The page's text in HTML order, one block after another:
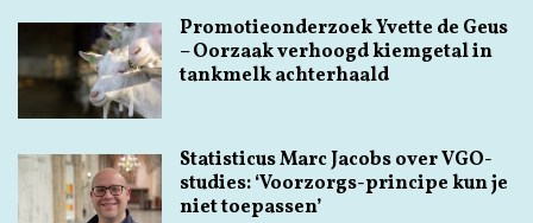
Promotieonderzoek Yvette de Geus
– Oorzaak verhoogd kiemgetal in
tankmelk achterhaald
Statisticus Marc Jacobs over VGO-
studies: ‘Voorzorgs-principe kun je
niet toepassen’